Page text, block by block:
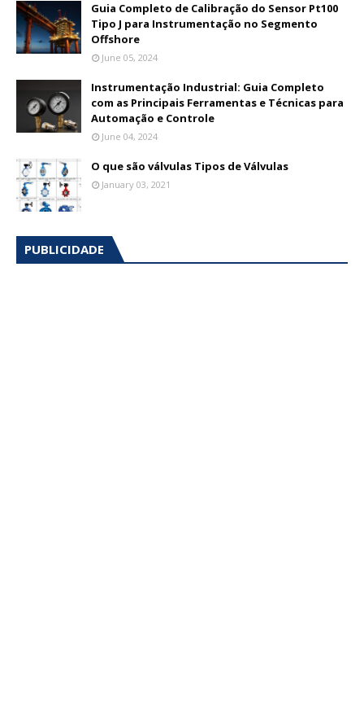
Guia Completo de Calibração do Sensor Pt100
Tipo J para Instrumentação no Segmento
Offshore
June 05, 2024
Instrumentação Industrial: Guia Completo
com as Principais Ferramentas e Técnicas para
Automação e Controle
June 04, 2024
O que são válvulas Tipos de Válvulas
January 03, 2021
PUBLICIDADE